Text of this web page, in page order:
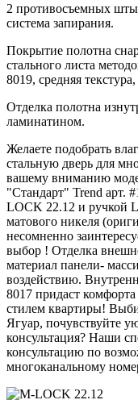
2 противосъемных
система запирания.
Покрытие полотна
стального листа
8019, средняя
Отделка полотна
ламинатином.
Желаете подобрать
стальную дверь для
вашему вниманию
"Стандарт" Trend арт.
LOCK 22.12 и ручкой
матового никеля
несомненно
выбор ! Отделка
материал панели-
воздействию.
8017 придаст
стилем квартиры!
Ягуар, почувствуйте
консультация? Наши
консультацию по
многоканальному